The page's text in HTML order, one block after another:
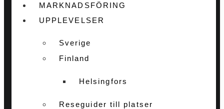
MARKNADSFÖRING
UPPLEVELSER
Sverige
Finland
Helsingfors
Reseguider till platser